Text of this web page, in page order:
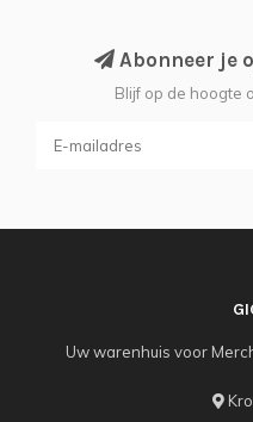
Abonneer je
Blijf op de hoogte
Uw warenhuis voor